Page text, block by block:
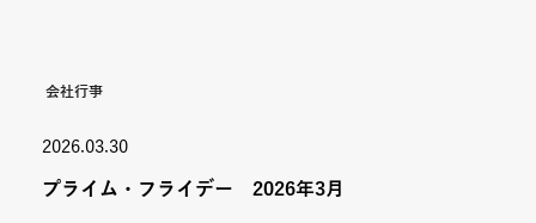
会社行事
2026.03.30
プライム・フライデー 2026年3月